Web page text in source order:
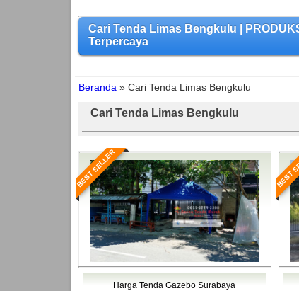
Cari Tenda Limas Bengkulu |
Terpercaya
Beranda » Cari Tenda Limas Bengkulu
Cari Tenda Limas Bengkulu
BEST SELLER
Harga Tenda Gazebo Surabaya